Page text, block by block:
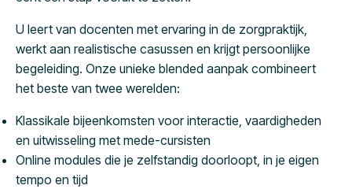
U leert van docenten met ervaring in de zorgpraktijk,
werkt aan realistische casussen en krijgt persoonlijke
begeleiding. Onze unieke blended aanpak combineert
het beste van twee werelden:
Klassikale bijeenkomsten voor interactie, vaardigheden
en uitwisseling met mede-cursisten
Online modules die je zelfstandig doorloopt, in je eigen
tempo en tijd